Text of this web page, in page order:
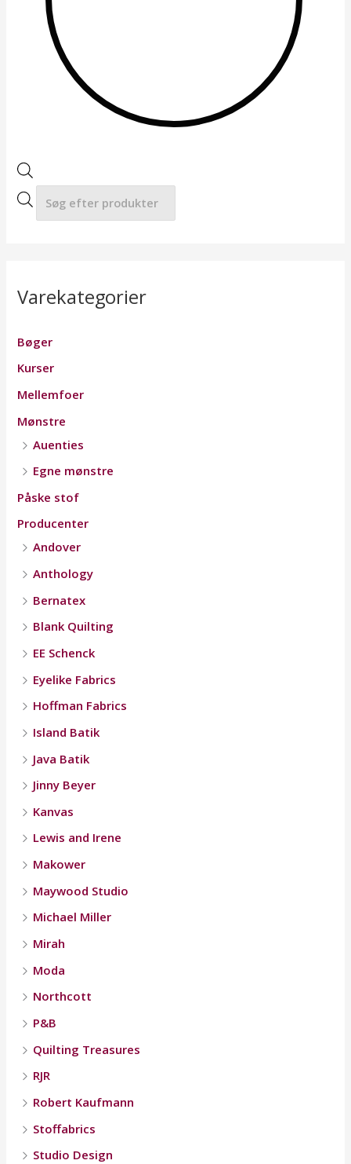
Varekategorier
Bøger
Kurser
Mellemfoer
Mønstre
Auenties
Egne mønstre
Påske stof
Producenter
Andover
Anthology
Bernatex
Blank Quilting
EE Schenck
Eyelike Fabrics
Hoffman Fabrics
Island Batik
Java Batik
Jinny Beyer
Kanvas
Lewis and Irene
Makower
Maywood Studio
Michael Miller
Mirah
Moda
Northcott
P&B
Quilting Treasures
RJR
Robert Kaufmann
Stoffabrics
Studio Design